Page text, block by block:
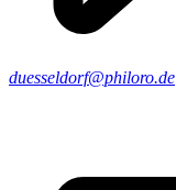
duesseldorf@philoro.de